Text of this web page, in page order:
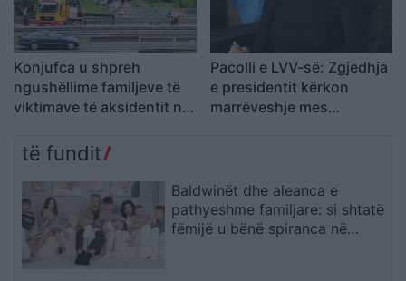
Konjufca u shpreh
ngushëllime familjeve të
viktimave të aksidentit në
Pacolli e LVV-së: Zgjedhja
e presidentit kërkon
marrëveshje mes
të fundit
Baldwinët dhe aleanca e
pathyeshme familjare: si shtatë
fëmijë u bënë spiranca në